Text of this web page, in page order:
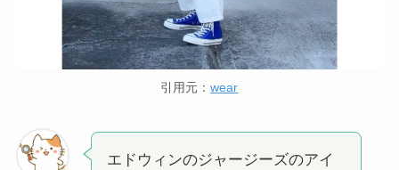
引用元：wear
エドウィンのジャージーズのアイ